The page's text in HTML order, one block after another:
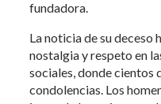
fundadora.
La noticia de su deceso
nostalgia y respeto en
sociales, donde cientos
condolencias. Los